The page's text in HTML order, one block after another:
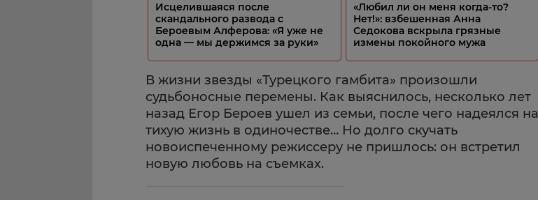
Исцелившаяся после
скандального развода с
Бероевым Алферова: «Я уже не
одна — мы держимся за руки»
«Любил ли он меня когда-то?
Нет!»: взбешенная Анна
Седокова вскрыла грязные
измены покойного мужа
В жизни звезды «Турецкого гамбита» произошли
судьбоносные перемены. Как выяснилось, несколько лет
назад Егор Бероев ушел из семьи, после чего надеялся на
тихую жизнь в одиночестве… Но долго скучать
новоиспеченному режиссеру не пришлось: он встретил
новую любовь на съемках.